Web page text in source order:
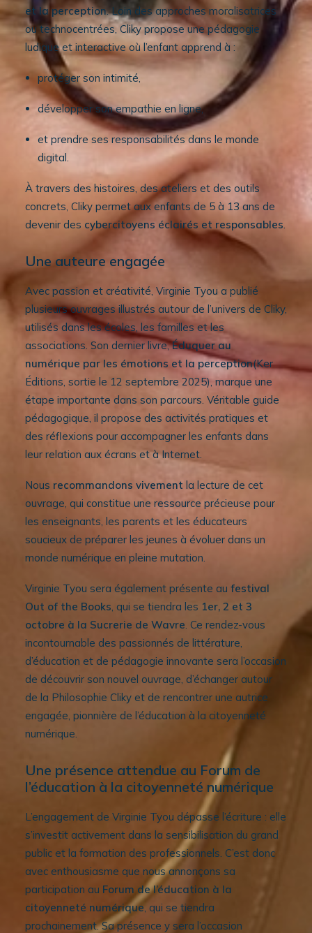
et la perception. Loin des approches moralisatrices
ou technocentrées, Cliky propose une pédagogie
ludique et interactive où l’enfant apprend à :
protéger son intimité,
développer son empathie en ligne,
et prendre ses responsabilités dans le monde
digital.
À travers des histoires, des ateliers et des outils
concrets, Cliky permet aux enfants de 5 à 13 ans de
devenir des cybercitoyens éclairés et responsables.
Une auteure engagée
Avec passion et créativité, Virginie Tyou a publié
plusieurs ouvrages illustrés autour de l’univers de Cliky,
utilisés dans les écoles, les familles et les
associations. Son dernier livre,Éduquer au
numérique par les émotions et la perception(Ker
Éditions, sortie le 12 septembre 2025), marque une
étape importante dans son parcours. Véritable guide
pédagogique, il propose des activités pratiques et
des réflexions pour accompagner les enfants dans
leur relation aux écrans et à Internet.
Nous recommandons vivement la lecture de cet
ouvrage, qui constitue une ressource précieuse pour
les enseignants, les parents et les éducateurs
soucieux de préparer les jeunes à évoluer dans un
monde numérique en pleine mutation.
Virginie Tyou sera également présente au festival
Out of the Books, qui se tiendra les 1er, 2 et 3
octobre à la Sucrerie de Wavre. Ce rendez-vous
incontournable des passionnés de littérature,
d’éducation et de pédagogie innovante sera l’occasion
de découvrir son nouvel ouvrage, d’échanger autour
de la Philosophie Cliky et de rencontrer une autrice
engagée, pionnière de l’éducation à la citoyenneté
numérique.
Une présence attendue au Forum de
l’éducation à la citoyenneté numérique
L’engagement de Virginie Tyou dépasse l’écriture : elle
s’investit activement dans la sensibilisation du grand
public et la formation des professionnels. C’est donc
avec enthousiasme que nous annonçons sa
participation au Forum de l’éducation à la
citoyenneté numérique, qui se tiendra
prochainement. Sa présence y sera l’occasion